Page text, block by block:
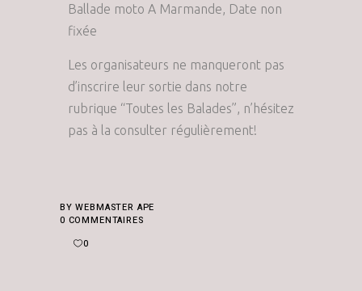
Ballade moto A Marmande, Date non
fixée
Les organisateurs ne manqueront pas
d’inscrire leur sortie dans notre
rubrique “Toutes les Balades”, n’hésitez
pas à la consulter régulièrement!
BYWEBMASTER APE
0 COMMENTAIRES
0